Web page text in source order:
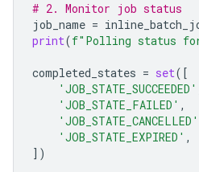
# 2. Monitor job status
job_name =
print(f"Polling status
completed_states = set([
'JOB_STATE_SUCCEEDED'
'JOB_STATE_FAILED' ,
'JOB_STATE_CANCELLED'
'JOB_STATE_EXPIRED' ,
])